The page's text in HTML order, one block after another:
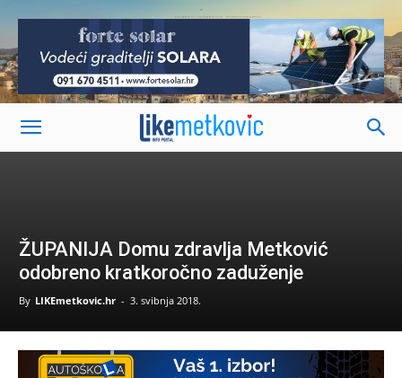
-
ŽUPANIJA Domu zdravlja Metković
odobreno kratkoročno zaduženje
By LIKEmetkovic.hr - 3. svibnja 2018.